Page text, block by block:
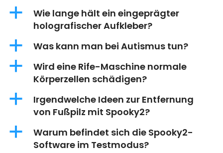
a
Wie lange hält ein eingeprägter
holografischer Aufkleber?
a Was kann man bei Autismus tun?
a
Wird eine Rife-Maschine normale
Körperzellen schädigen?
a
Irgendwelche Ideen zur Entfernung
von Fußpilz mit Spooky2?
a
Warum befindet sich die Spooky2-
Software im Testmodus?